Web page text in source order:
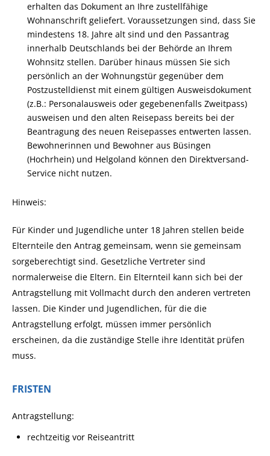
erhalten das Dokument an Ihre zustellfähige
Wohnanschrift geliefert. Voraussetzungen sind, dass Sie
mindestens 18. Jahre alt sind und den Passantrag
innerhalb Deutschlands bei der Behörde an Ihrem
Wohnsitz stellen. Darüber hinaus müssen Sie sich
persönlich an der Wohnungstür gegenüber dem
Postzustelldienst mit einem gültigen Ausweisdokument
(z.B.: Personalausweis oder gegebenenfalls Zweitpass)
ausweisen und den alten Reisepass bereits bei der
Beantragung des neuen Reisepasses entwerten lassen.
Bewohnerinnen und Bewohner aus Büsingen
(Hochrhein) und Helgoland können den Direktversand-
Service nicht nutzen.
Hinweis:
Für Kinder und Jugendliche unter 18 Jahren stellen beide
Elternteile den Antrag gemeinsam, wenn sie gemeinsam
sorgeberechtigt sind. Gesetzliche Vertreter sind
normalerweise die Eltern. Ein Elternteil kann sich bei der
Antragstellung mit Vollmacht durch den anderen vertreten
lassen. Die Kinder und Jugendlichen, für die die
Antragstellung erfolgt, müssen immer persönlich
erscheinen, da die zuständige Stelle ihre Identität prüfen
muss.
FRISTEN
Antragstellung:
rechtzeitig vor Reiseantritt